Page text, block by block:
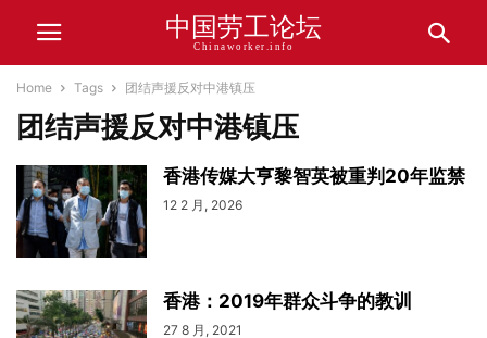
中国劳工论坛
Chinaworker.info
Home Tags 团结声援反对中港镇压
团结声援反对中港镇压
香港传媒大亨黎智英被重判20年监禁
12 2 月, 2026
香港：2019年群众斗争的教训
27 8 月, 2021